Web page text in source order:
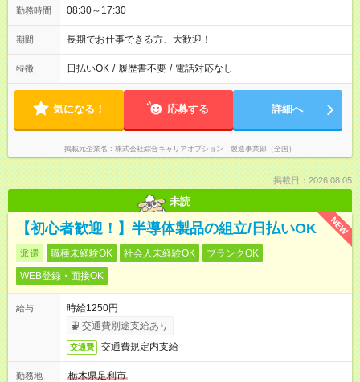
勤務時間 08:30～17:30
期間 長期でお仕事できる方、大歓迎！
特徴 日払いOK / 履歴書不要 / 電話対応なし
気になる！ 応募する 詳細へ
掲載元企業名 株式会社綜合キャリアオプション 製造事業部（全国）
掲載日：2026.08.05
未読
NEW
【初心者歓迎！】半導体製品の組立/日払いOK
派遣 職種未経験OK 社会人未経験OK
ブランクOK
WEB登録・面接OK
給与
時給1250円
交通費別途支給あり
交通費 交通費規定内支給
勤務地
栃木県足利市